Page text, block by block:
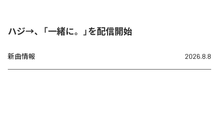
ハジ→、「一緒に。」を配信開始
新曲情報 2026.8.8